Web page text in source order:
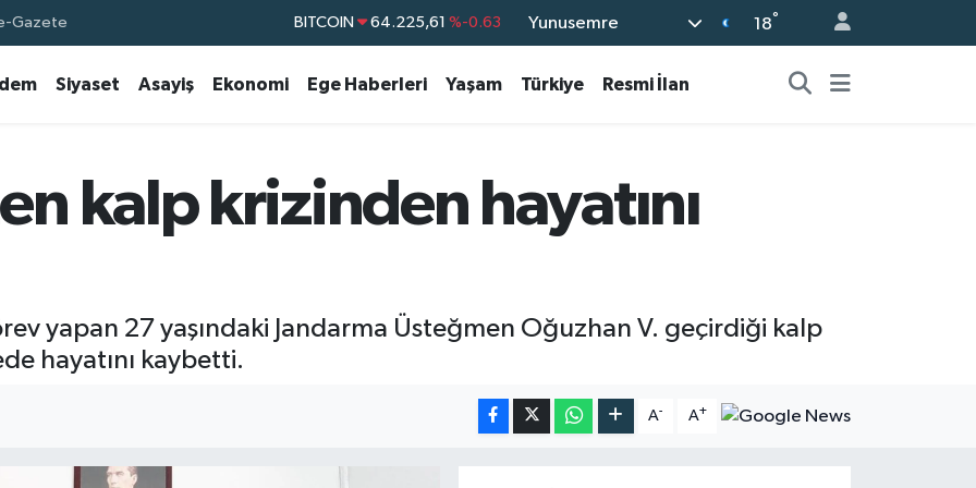
Gazete BITCOIN 64.225,61 %-0.63
GRAM ALTIN 6510.40 %0.45
BİST100 13.799
Yunusemre 18°
Siyaset Asayiş Ekonomi Ege Haberleri Yaşam Türkiye Resmi İlan
kalp krizinden hayatını
yapan 27 yaşındaki Jandarma Üsteğmen Oğuzhan V. geçirdiği kalp
hayatını kaybetti.
A- A+